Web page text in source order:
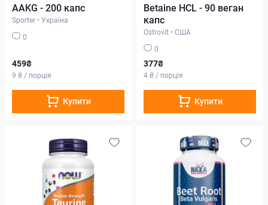
AAKG - 200 капс
Sporter • Україна
0
459₴
9 ₴ / порція
Купити
Betaine HCL - 90 веган
капс
Ostrovit • США
0
377₴
4 ₴ / порція
Купити